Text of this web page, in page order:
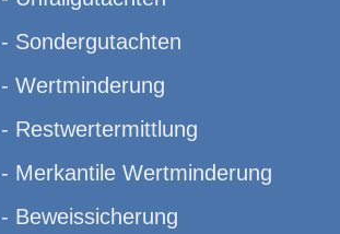
- Sondergutachten
- Wertminderung
- Restwertermittlung
- Merkantile Wertminderung
- Beweissicherung